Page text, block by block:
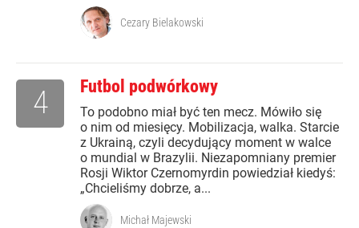
Cezary Bielakowski
Futbol podwórkowy
To podobno miał być ten mecz. Mówiło się
o nim od miesięcy. Mobilizacja, walka. Starcie
z Ukrainą, czyli decydujący moment w walce
o mundial w Brazylii. Niezapomniany premier
Rosji Wiktor Czernomyrdin powiedział kiedyś:
„Chcieliśmy dobrze, a...
4
Michał Majewski